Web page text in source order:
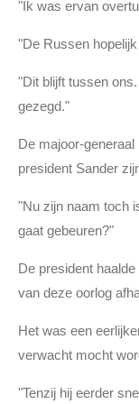
"Ik was ervan
"De Russen
"Dit blijft tussen
gezegd."
De majoor-
president Sander
"Nu zijn naam toch
gaat gebeuren?"
De president
van deze oorlog
Het was een
verwacht mocht
"Tenzij hij eerder